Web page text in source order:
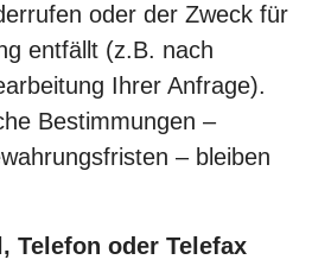
oder der Zweck für
entfällt (z.B. nach
Ihrer Anfrage).
Bestimmungen –
– bleiben
Telefon oder Telefax